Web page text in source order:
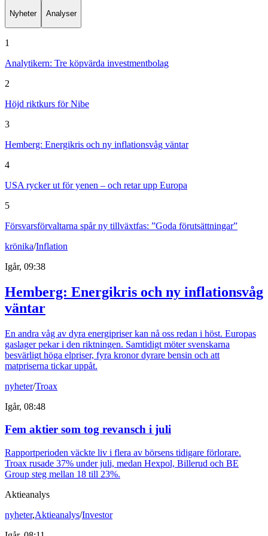
Nyheter Analyser
1
Analytikern: Tre köpvärda investmentbolag
2
Höjd riktkurs för Nibe
3
Hemberg: Energikris och ny inflationsvåg väntar
4
USA rycker ut för yenen – och retar upp Europa
5
Försvarsförvaltarna spår ny tillväxtfas: ”Goda förutsättningar”
krönika/Inflation
Igår, 09:38
Hemberg: Energikris och ny inflationsvåg
väntar
En andra våg av dyra energipriser kan nå oss redan i höst. Europas
gaslager pekar i den riktningen. Samtidigt möter svenskarna
besvärligt höga elpriser, fyra kronor dyrare bensin och att
matpriserna tickar uppåt.
nyheter/Troax
Igår, 08:48
Fem aktier som tog revansch i juli
Rapportperioden väckte liv i flera av börsens tidigare förlorare.
Troax rusade 37% under juli, medan Hexpol, Billerud och BE
Group steg mellan 18 till 23%.
Aktieanalys
nyheter,Aktieanalys/Investor